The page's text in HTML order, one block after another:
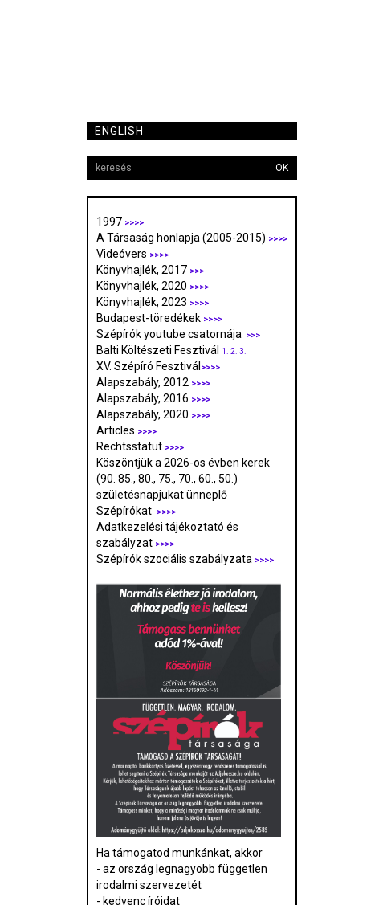
ENGLISH
OK
1997 >>>>
A Társaság honlapja (2005-2015) >>>>
Videóvers >>>>
Könyvhajlék, 2017 >>>
Könyvhajlék, 2020 >>>>
Könyvhajlék, 2023 >>>>
Budapest-töredékek >>>>
Szépírók youtube csatornája >>>
Balti Költészeti Fesztivál 1. 2. 3.
XV. Szépíró Fesztivál >>>>
Alapszabály, 2012 >>>>
Alapszabály, 2016 >>>>
Alapszabály, 2020 >>>>
Articles >>>>
Rechtsstatut >>>>
Köszöntjük a 2026-os évben kerek
(90. 85., 80., 75., 70., 60., 50.)
születésnapjukat ünneplő
Szépírókat
>>>>
Adatkezelési tájékoztató és
szabályzat >>>>
Szépírók szociális szabályzata >>>>
Ha támogatod munkánkat, akkor
- az ország legnagyobb független
irodalmi szervezetét
- kedvenc íróidat